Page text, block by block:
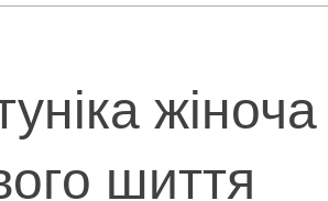
жіноча
шиття